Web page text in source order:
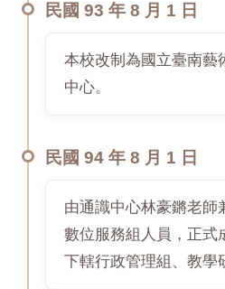
民國 93 年 8 月 1 日
本校改制為國立臺南藝
中心。
民國 94 年 8 月 1 日
由通識中心林豪鏘老師
數位服務組人員，正式
下轄行政管理組、教學